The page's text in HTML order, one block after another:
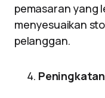
pemasaran yang
menyesuaikan
pelanggan.